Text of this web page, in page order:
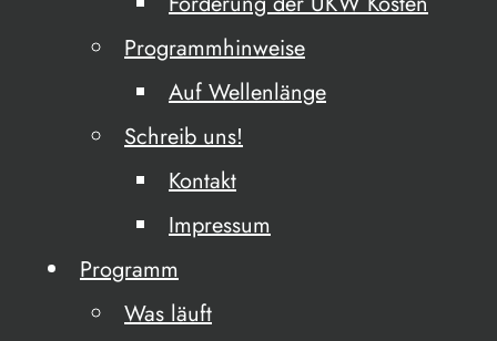
Programmhinweise
Auf Wellenlänge
Schreib uns!
Kontakt
Impressum
Programm
Was läuft